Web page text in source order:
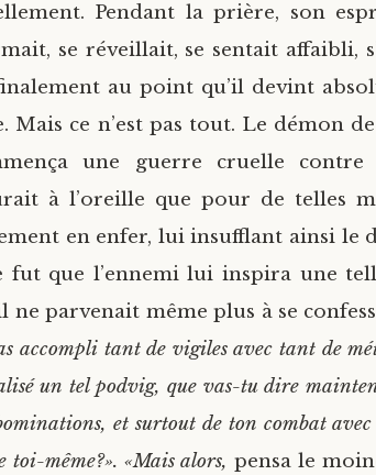
Pendant la prière, son
se réveillait, se sentait affaibli,
au point qu’il devint
Mais ce n’est pas tout. Le démon
une guerre cruelle
à l’oreille que pour de telles
en enfer, lui insufflant ainsi le
fut que l’ennemi lui inspira une
ne parvenait même plus à se
accompli tant de vigiles avec tant de
un tel podvig, que vas-tu dire
et surtout de ton combat
même?». «Mais alors, pensa le